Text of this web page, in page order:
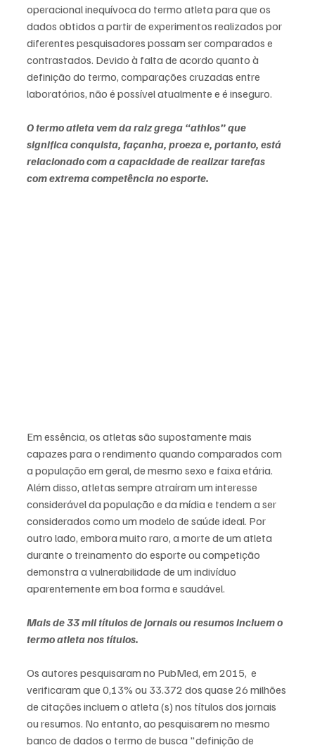
operacional inequívoca do termo atleta para que os
dados obtidos a partir de experimentos realizados por
diferentes pesquisadores possam ser comparados e
contrastados. Devido à falta de acordo quanto à
definição do termo, comparações cruzadas entre
laboratórios, não é possível atualmente e é inseguro.
O termo atleta vem da raiz grega “athlos” que
significa conquista, façanha, proeza e, portanto, está
relacionado com a capacidade de realizar tarefas
com extrema competência no esporte.
Em essência, os atletas são supostamente mais
capazes para o rendimento quando comparados com
a população em geral, de mesmo sexo e faixa etária.
Além disso, atletas sempre atraíram um interesse
considerável da população e da mídia e tendem a ser
considerados como um modelo de saúde ideal. Por
outro lado, embora muito raro, a morte de um atleta
durante o treinamento do esporte ou competição
demonstra a vulnerabilidade de um indivíduo
aparentemente em boa forma e saudável.
Mais de 33 mil títulos de jornais ou resumos incluem o
termo atleta nos títulos.
Os autores pesquisaram no PubMed, em 2015,  e
verificaram que 0,13% ou 33.372 dos quase 26 milhões
de citações incluem o atleta (s) nos títulos dos jornais
ou resumos. No entanto, ao pesquisarem no mesmo
banco de dados o termo de busca "definição de